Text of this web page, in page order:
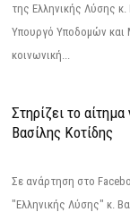
της Ελληνικής Λύσης
Υπουργό Υποδομών
κοινωνική...
Στηρίζει το
Βασίλης Κοτίδης
Σε ανάρτηση στο
"Ελληνικής Λύσης" κ.